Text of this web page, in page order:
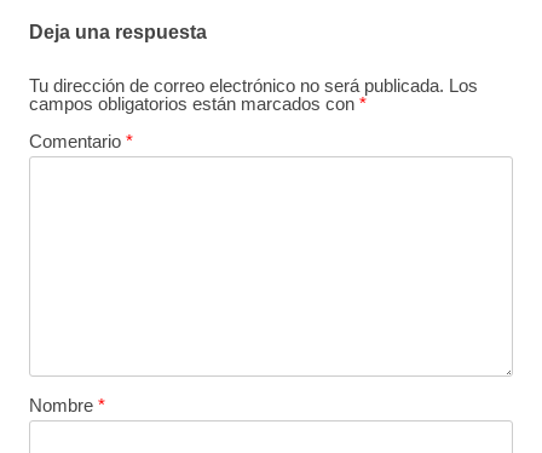
Deja una respuesta
Tu dirección de correo electrónico no será publicada. Los
campos obligatorios están marcados con *
Comentario *
Nombre *